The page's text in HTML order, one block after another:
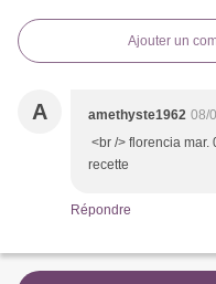
Ajouter un
A amethyste1962 08/
<br /> florencia mar.
recette
Répondre